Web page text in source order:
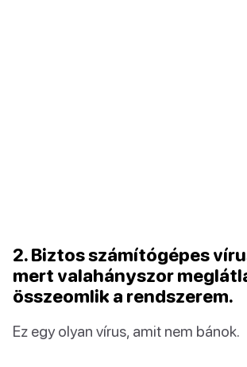
2. Biztos számítógépes
mert valahányszor
összeomlik a rendszerem.
Ez egy olyan vírus, amit nem bánok.